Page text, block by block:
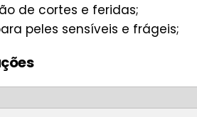
de cortes e feridas;
peles sensíveis e frágeis;